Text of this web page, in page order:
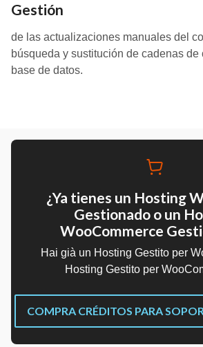
Gestión
de las actualizaciones manuales del
búsqueda y sustitución de cadenas de
base de datos.
¿Ya tienes un Hosting
Gestionado o un
WooCommerce
Hai già un Hosting Gestito per
Hosting Gestito per
COMPRA CRÉDITOS PARA